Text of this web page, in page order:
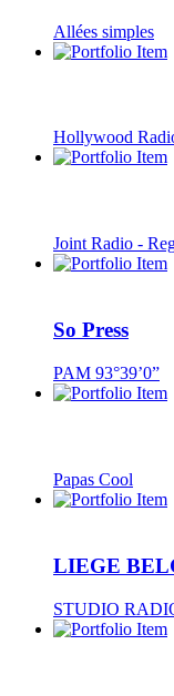
Allées simples
Hollywood
Joint Radio -
So Press
PAM 93°39’0”
Papas Cool
LIEGE
STUDIO